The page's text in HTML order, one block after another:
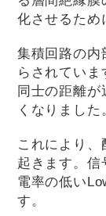
化させるため
集積回路の内
らされてい
同士の距離が
くなりました
これにより
起きます。信
電率の低い
す。